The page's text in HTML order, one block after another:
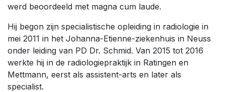
werd beoordeeld met magna cum laude.
Hij begon zijn specialistische opleiding in radiologie in
mei 2011 in het Johanna-Etienne-ziekenhuis in Neuss
onder leiding van PD Dr. Schmid. Van 2015 tot 2016
werkte hij in de radiologiepraktijk in Ratingen en
Mettmann, eerst als assistent-arts en later als
specialist.